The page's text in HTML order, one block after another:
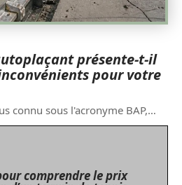
présente-t-il
pour votre
connu sous l'acronyme BAP,…
comprendre le prix